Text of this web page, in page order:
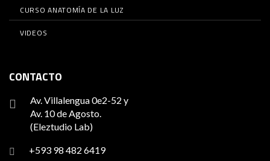
CURSO ANATOMÍA DE LA LUZ
VIDEOS
CONTACTO
Av. Villalengua 0e2-52 y
Av. 10 de Agosto.
(Eleztudio Lab)
+593 98 482 6419